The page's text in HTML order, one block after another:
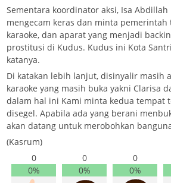
Sementara koordinator aksi, Isa
mengecam keras dan minta pemerintah
karaoke, dan aparat yang menjadi
prostitusi di Kudus. Kudus ini Kota
katanya.
Di katakan lebih lanjut, disinyalir masih
karaoke yang masih buka yakni Clarisa
dalam hal ini Kami minta kedua tempat
disegel. Apabila ada yang berani
akan datang untuk merobohkan
(Kasrum)
0
0%
0
0%
0
0%